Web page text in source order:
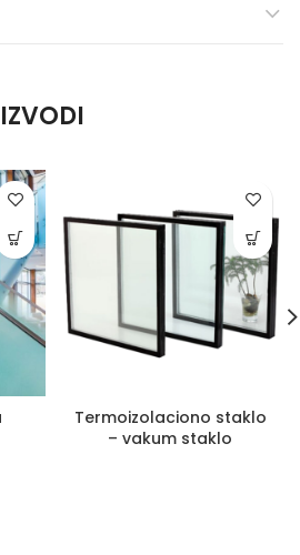
Termoizolaciono staklo
– vakum staklo